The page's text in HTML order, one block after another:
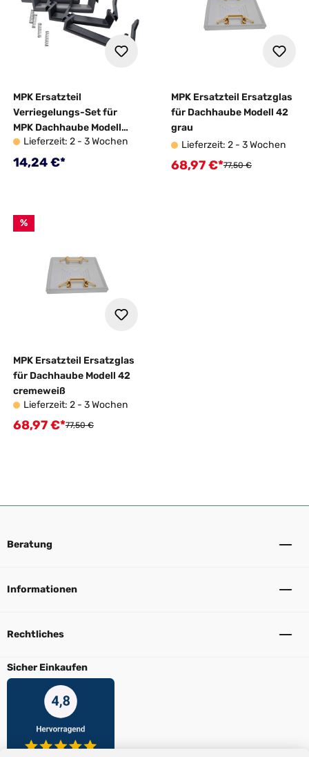
MPK Ersatzteil
Verriegelungs-Set für
MPK Dachhaube Modell
32/42/46/ VisionStar M
4er-Set
Lieferzeit: 2 - 3 Wochen
Regulärer Preis:
14,24 €*
MPK Ersatzteil Ersatzglas
für Dachhaube Modell 42
grau
Lieferzeit: 2 - 3 Wochen
Verkaufspreis:
68,97 €*Regulärer Preis:
77,50 €
%
MPK Ersatzteil Ersatzglas
für Dachhaube Modell 42
cremeweiß
Lieferzeit: 2 - 3 Wochen
Verkaufspreis:
68,97 €*Regulärer Preis:
77,50 €
Beratung
Informationen
Rechtliches
Sicher Einkaufen